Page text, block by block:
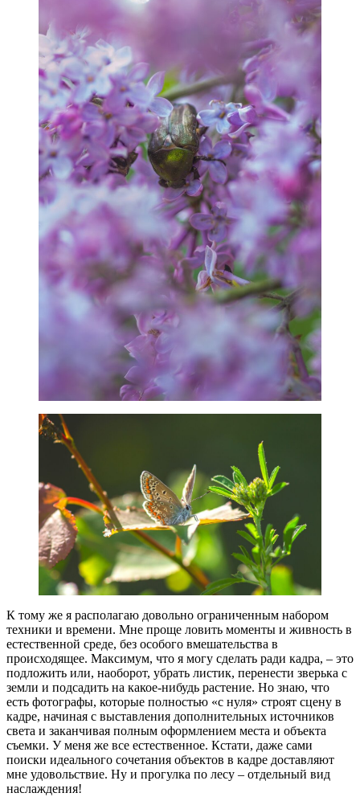
К тому же я располагаю довольно ограниченным набором
техники и времени. Мне проще ловить моменты и живность в
естественной среде, без особого вмешательства в
происходящее. Максимум, что я могу сделать ради кадра, – это
подложить или, наоборот, убрать листик, перенести зверька с
земли и подсадить на какое-нибудь растение. Но знаю, что
есть фотографы, которые полностью «с нуля» строят сцену в
кадре, начиная с выставления дополнительных источников
света и заканчивая полным оформлением места и объекта
съемки. У меня же все естественное. Кстати, даже сами
поиски идеального сочетания объектов в кадре доставляют
мне удовольствие. Ну и прогулка по лесу – отдельный вид
наслаждения!